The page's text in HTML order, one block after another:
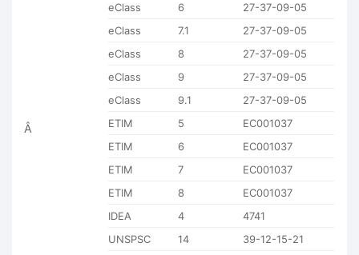
Â
eClass
6
27-37-09-05
eClass
7.1
27-37-09-05
eClass
8
27-37-09-05
eClass
9
27-37-09-05
eClass
9.1
27-37-09-05
ETIM
5
EC001037
ETIM
6
EC001037
ETIM
7
EC001037
ETIM
8
EC001037
IDEA
4
4741
UNSPSC
14
39-12-15-21